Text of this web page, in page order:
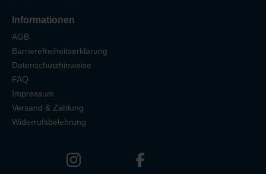
Informationen
AGB
Barrierefreiheitserklärung
Datenschutzhinweise
FAQ
Impressum
Versand & Zahlung
Widerrufsbelehrung